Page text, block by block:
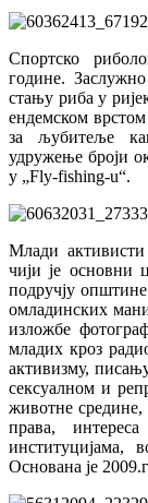
Спортско
године.
стању риба у
ендемском
за љубитеље
удружење броји
у „Fly-fishing-u“.
Млади
чији је
подручју
омладинских
изложбе
младих кроз
активизму,
сексуалном и
животне средине,
права,
институцијама,
Основана је